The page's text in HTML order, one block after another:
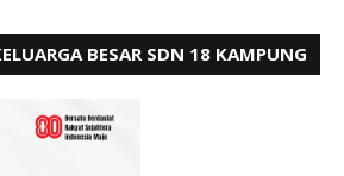
BESAR SDN 18 KAMPUNG